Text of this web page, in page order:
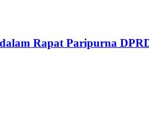
Rapat Paripurna